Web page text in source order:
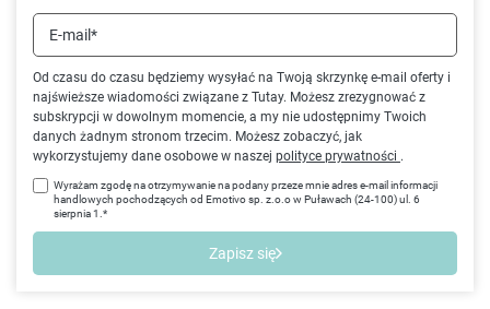
Od czasu do czasu będziemy wysyłać na Twoją skrzynkę e-mail oferty i
najświeższe wiadomości związane z Tutay. Możesz zrezygnować z
subskrypcji w dowolnym momencie, a my nie udostępnimy Twoich
danych żadnym stronom trzecim. Możesz zobaczyć, jak
wykorzystujemy dane osobowe w naszej polityce prywatności .
E-mail*
Wyrażam zgodę na otrzymywanie na podany przeze mnie adres e-mail informacji
handlowych pochodzących od Emotivo sp. z.o.o w Puławach (24-100) ul. 6
sierpnia 1.*
Zapisz się